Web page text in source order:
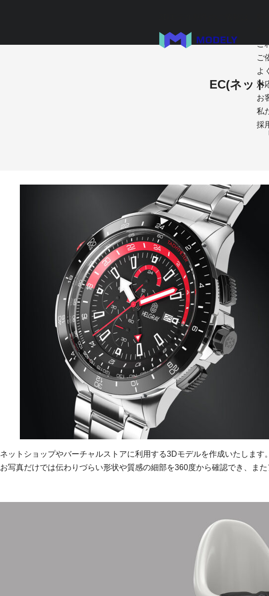
ご
ご
よ
対
お
私
採
EC(ネッ
ネットショップやバーチャルストアに利用する3Dモデルを作成いたします。
お写真だけでは伝わりづらい形状や質感の細部を360度から確認でき、ま